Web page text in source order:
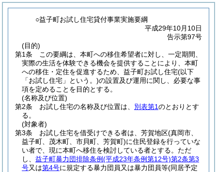
○益子町お試し住宅貸付事業実施要綱
平成29年10月10日
告示第97号
(目的)
第1条
この要綱は、本町への移住希望者に対し、一定期間、
実際の生活を体験できる機会を提供することにより、本町
への移住・定住を促進するため、益子町お試し住宅(以下
「お試し住宅」という。)の設置及び運用に関し、必要な事
項を定めることを目的とする。
(名称及び位置)
第2条
お試し住宅の名称及び位置は、 別表第1のとおりとす
る。
(対象者)
第3条
お試し住宅を借受けできる者は、芳賀地区(真岡市、
益子町、茂木町、市貝町、芳賀町)に住民登録を行っていな
い者で、現に本町へ移住を検討している者とする。 ただ
し、 益子町暴力団排除条例(平成23年条例第12号)第2条第3
号又は第4号に規定する暴力団員又は暴力団員等(同居予定